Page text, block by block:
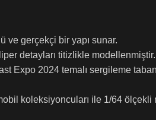
ve gerçekçi bir yapı sunar.
detayları titizlikle modellenmiştir.
Expo 2024 temalı sergileme
koleksiyoncuları ile 1/64